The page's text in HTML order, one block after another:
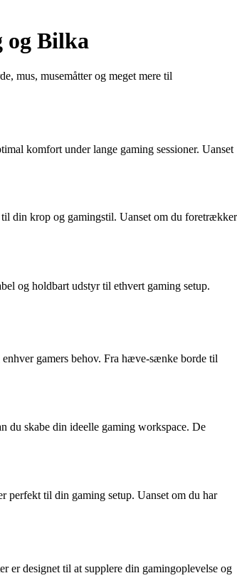
og Bilka
mus, musemåtter og meget mere til
komfort under lange gaming sessioner. Uanset
din krop og gamingstil. Uanset om du foretrækker
og holdbart udstyr til ethvert gaming setup.
gamers behov. Fra hæve-sænke borde til
du skabe din ideelle gaming workspace. De
perfekt til din gaming setup. Uanset om du har
er designet til at supplere din gamingoplevelse og